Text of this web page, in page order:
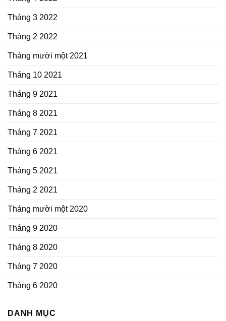
Tháng 3 2022
Tháng 2 2022
Tháng mười một 2021
Tháng 10 2021
Tháng 9 2021
Tháng 8 2021
Tháng 7 2021
Tháng 6 2021
Tháng 5 2021
Tháng 2 2021
Tháng mười một 2020
Tháng 9 2020
Tháng 8 2020
Tháng 7 2020
Tháng 6 2020
DANH MỤC